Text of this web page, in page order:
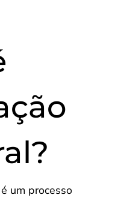
um processo